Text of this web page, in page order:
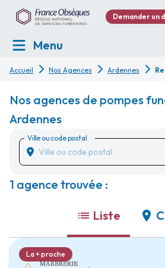
Demander un
Menu
Accueil Nos Agences Ardennes
Nos agences de pompes
Ardennes
Ville ou code postal
1 agence trouvée :
Liste
La + proche